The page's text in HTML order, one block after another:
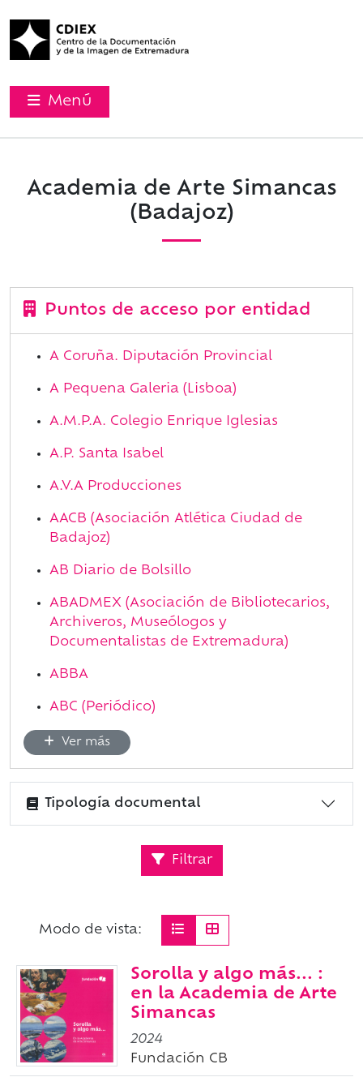
Menú
Academia de Arte Simancas
(Badajoz)
Puntos de acceso por entidad
A Coruña. Diputación Provincial
A Pequena Galeria (Lisboa)
A.M.P.A. Colegio Enrique Iglesias
A.P. Santa Isabel
A.V.A Producciones
AACB (Asociación Atlética Ciudad de
Badajoz)
AB Diario de Bolsillo
ABADMEX (Asociación de Bibliotecarios,
Archiveros, Museólogos y
Documentalistas de Extremadura)
ABBA
ABC (Periódico)
Ver más
Tipología documental
Filtrar
Modo de vista:
Sorolla y algo más... :
en la Academia de Arte
Simancas
2024
Fundación CB